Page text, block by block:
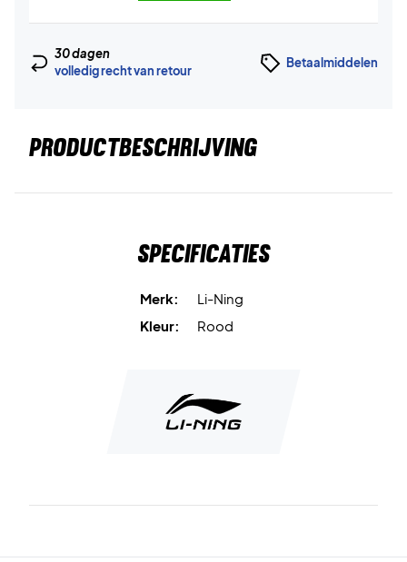
30 dagen
volledig recht van retour
Betaalmiddelen
PRODUCTBESCHRIJVING
Specificaties
Merk:
Li-Ning
Kleur:
Rood